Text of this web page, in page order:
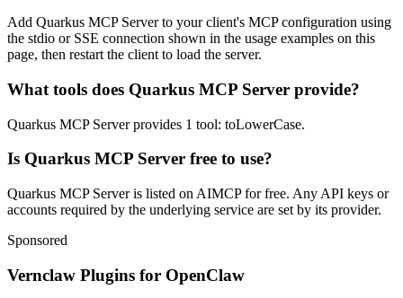
Add Quarkus MCP Server to your client's MCP configuration using
the stdio or SSE connection shown in the usage examples on this
page, then restart the client to load the server.
What tools does Quarkus MCP Server provide?
Quarkus MCP Server provides 1 tool: toLowerCase.
Is Quarkus MCP Server free to use?
Quarkus MCP Server is listed on AIMCP for free. Any API keys or
accounts required by the underlying service are set by its provider.
Sponsored
Vernclaw Plugins for OpenClaw